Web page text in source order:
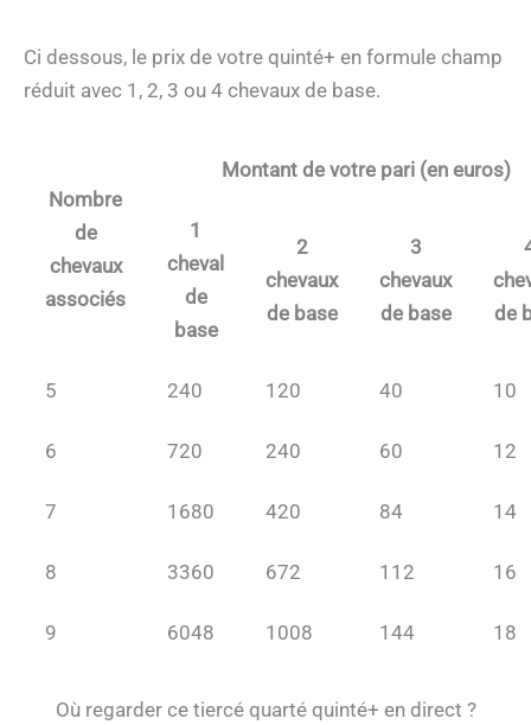
Ci dessous, le prix de votre quinté+ en formule champ
réduit avec 1, 2, 3 ou 4 chevaux de base.
Nombre
de
chevaux
associés
Montant de votre pari (en euros)
1
cheval
de
base
2
chevaux
de base
3
chevaux
de base
de
5 240 120 40 10
6 720 240 60 12
7 1680 420 84 14
8 3360 672 112 16
9 6048 1008 144 18
Où regarder ce tiercé quarté quinté+ en direct ?